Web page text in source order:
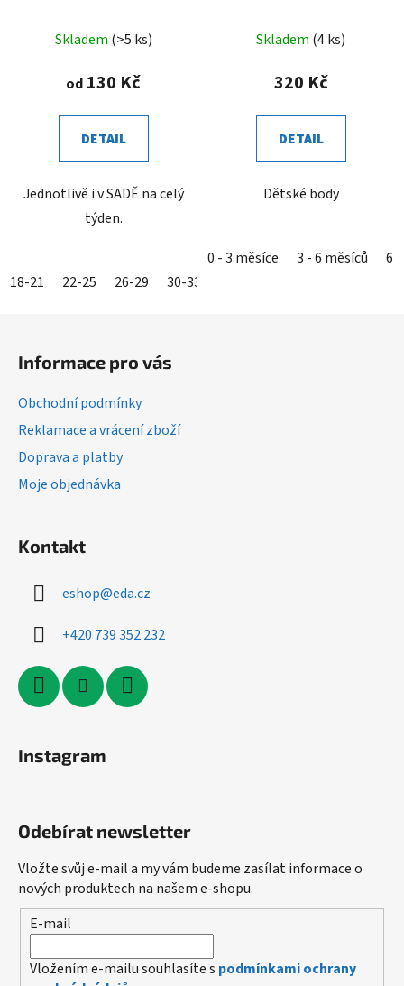
Skladem (>5 ks)
od 130 Kč
DETAIL
Jednotlivě i v SADĚ na celý
týden.
18-21 22-25 26-29 30-33
Skladem (4 ks)
320 Kč
DETAIL
Dětské body
0 - 3 měsíce 3 - 6 měsíců 6
Informace pro vás
Obchodní podmínky
Reklamace a vrácení zboží
Doprava a platby
Moje objednávka
Kontakt
eshop@eda.cz
+420 739 352 232
Instagram
Odebírat newsletter
Vložte svůj e-mail a my vám budeme zasílat informace o
nových produktech na našem e-shopu.
E-mail
Vložením e-mailu souhlasíte s podmínkami ochrany